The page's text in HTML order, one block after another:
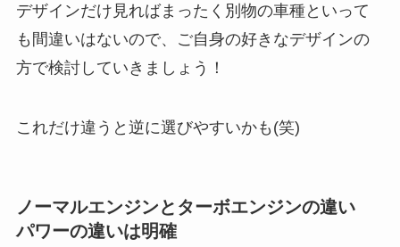
デザインだけ見ればまったく別物の車種といって
も間違いはないので、ご自身の好きなデザインの
方で検討していきましょう！
これだけ違うと逆に選びやすいかも(笑)
ノーマルエンジンとターボエンジンの違い
パワーの違いは明確